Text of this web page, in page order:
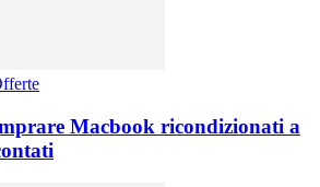
Macbook ricondizionati a